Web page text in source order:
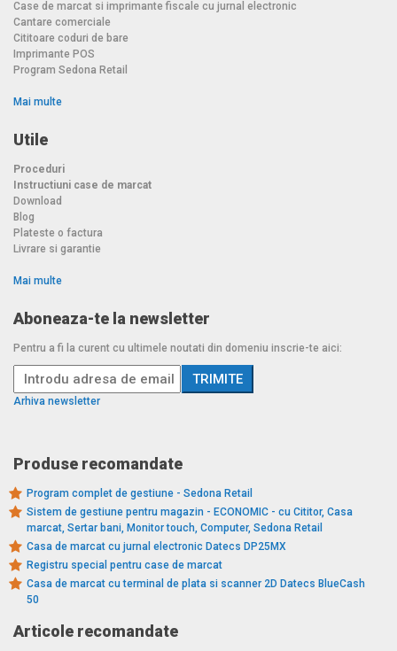
Case de marcat si imprimante fiscale cu jurnal electronic
Cantare comerciale
Cititoare coduri de bare
Imprimante POS
Program Sedona Retail
Mai multe
Utile
Proceduri
Instructiuni case de marcat
Download
Blog
Plateste o factura
Livrare si garantie
Mai multe
Aboneaza-te la newsletter
Pentru a fi la curent cu ultimele noutati din domeniu inscrie-te aici:
Arhiva newsletter
Produse recomandate
Program complet de gestiune - Sedona Retail
Sistem de gestiune pentru magazin - ECONOMIC - cu Cititor, Casa
marcat, Sertar bani, Monitor touch, Computer, Sedona Retail
Casa de marcat cu jurnal electronic Datecs DP25MX
Registru special pentru case de marcat
Casa de marcat cu terminal de plata si scanner 2D Datecs BlueCash
50
Articole recomandate